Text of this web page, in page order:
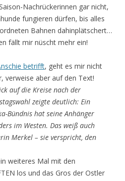
Nachrückerinnen gar nicht,
fungieren dürfen, bis alles
Bahnen dahinplätschert…
fällt mir nüscht mehr ein!
betrifft, geht es mir nicht
verweise aber auf den Text!
auf die Kreise nach der
zeigte deutlich: Ein
Bündnis hat seine Anhänger
im Westen. Das weiß auch
Merkel – sie verspricht, den
weiteres Mal mit den
los und das Gros der Ostler